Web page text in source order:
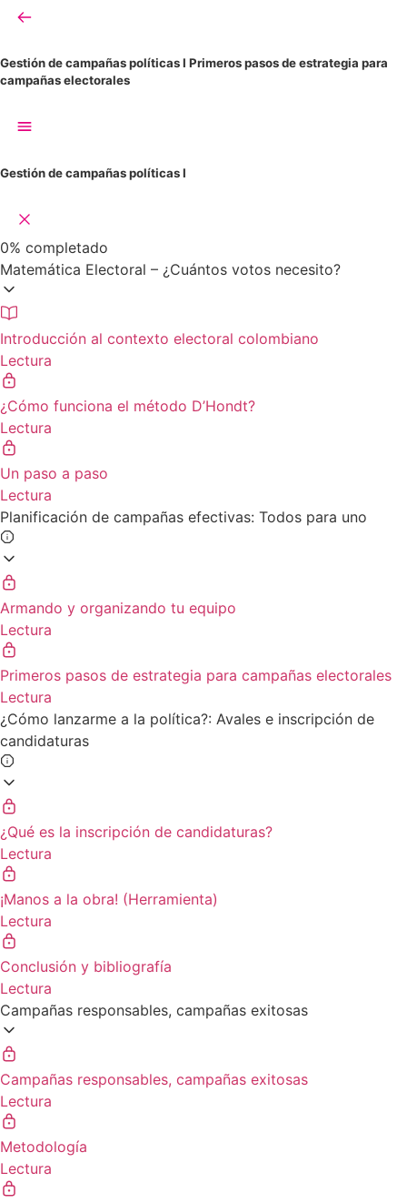
Gestión de campañas políticas I Primeros pasos de estrategia para
campañas electorales
Gestión de campañas políticas I
0% completado
Matemática Electoral – ¿Cuántos votos necesito?
Introducción al contexto electoral colombiano
Lectura
¿Cómo funciona el método D’Hondt?
Lectura
Un paso a paso
Lectura
Planificación de campañas efectivas: Todos para uno
Armando y organizando tu equipo
Lectura
Primeros pasos de estrategia para campañas electorales
Lectura
¿Cómo lanzarme a la política?: Avales e inscripción de
candidaturas
¿Qué es la inscripción de candidaturas?
Lectura
¡Manos a la obra! (Herramienta)
Lectura
Conclusión y bibliografía
Lectura
Campañas responsables, campañas exitosas
Campañas responsables, campañas exitosas
Lectura
Metodología
Lectura